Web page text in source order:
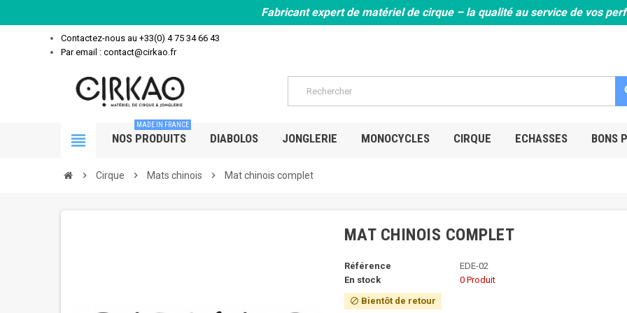
Fabricant expert de matériel de cirque – la qualité au service de vos
Contactez-nous au +33(0) 4 75 34 66 43
Par email : contact@cirkao.fr
view_headline NOS PRODUITS
MADE IN FRANCE
DIABOLOS JONGLERIE MONOCYCLES CIRQUE ECHASSES BONS
chevron_right Cirque chevron_right Mats chinois chevron_right Mat chinois complet
MAT CHINOIS COMPLET
Référence
EDE-02
En stock
0 Produit
block Bientôt de retour